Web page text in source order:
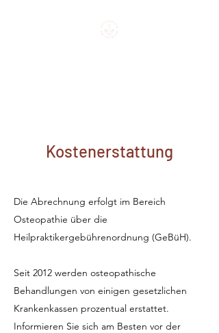
Kostenerstattung
Die Abrechnung erfolgt im Bereich
Osteopathie über die
Heilpraktikergebührenordnung (GeBüH).
Seit 2012 werden osteopathische
Behandlungen von einigen gesetzlichen
Krankenkassen prozentual erstattet.
Informieren Sie sich am Besten vor der